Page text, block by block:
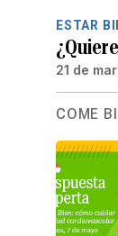
ESTAR
21 de
COME